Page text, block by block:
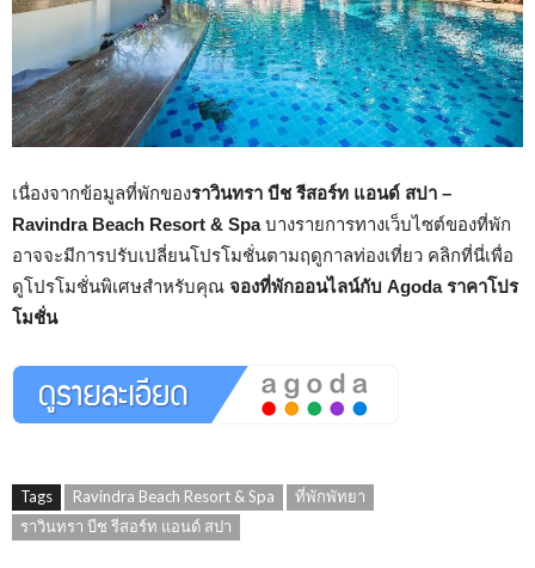
เนื่องจากข้อมูลที่พักของราวินทรา บีช รีสอร์ท แอนด์ สปา –
Ravindra Beach Resort & Spaบางรายการทางเว็บไซต์ของที่พัก
อาจจะมีการปรับเปลี่ยนโปรโมชั่นตามฤดูกาลท่องเที่ยว คลิกที่นี่เพื่อ
ดูโปรโมชั่นพิเศษสำหรับคุณ จองที่พักออนไลน์กับ Agoda ราคาโปร
โมชั่น
Tags Ravindra Beach Resort & Spa
ที่พักพัทยา
ราวินทรา บีช รีสอร์ท แอนด์ สปา